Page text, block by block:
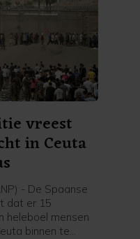
vreest
in Ceuta
- De Spaanse
dat er 15
heleboel mensen
binnen te